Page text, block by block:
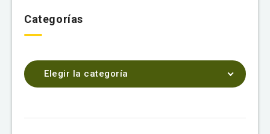
Categorías
Elegir la categoría